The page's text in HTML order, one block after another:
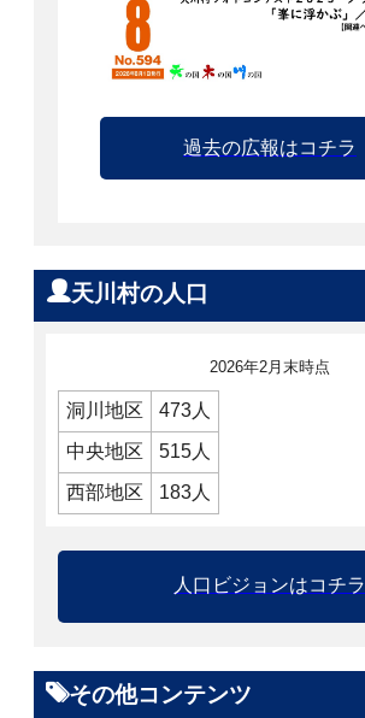
過去の広報はコチラ
天川村の人口
2026年2月末時点
洞川地区
473人
中央地区
515人
西部地区
183人
人口ビジョンはコチラ
その他コンテンツ